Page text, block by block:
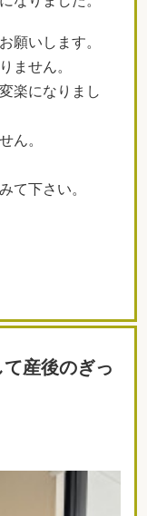
願いします。
ません。
楽になりまし
ん。
て下さい。
て産後のぎっ